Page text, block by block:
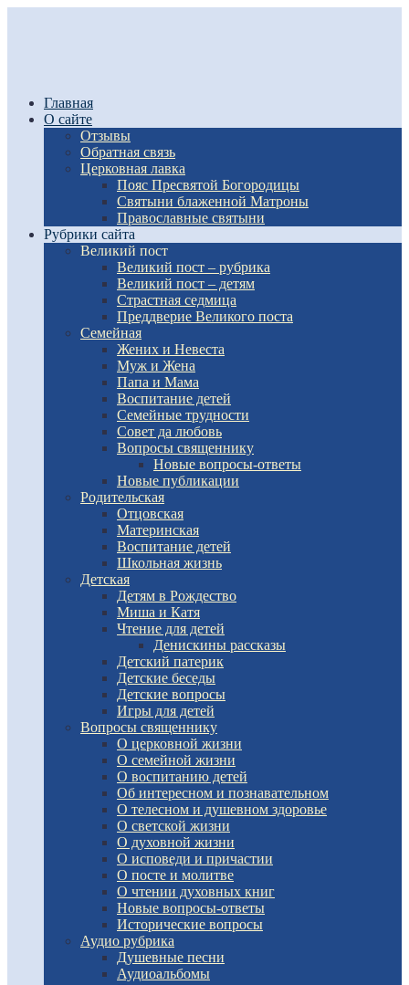
Главная
О сайте
Отзывы
Обратная связь
Церковная лавка
Пояс Пресвятой Богородицы
Святыни блаженной Матроны
Православные святыни
Рубрики сайта
Великий пост
Великий пост – рубрика
Великий пост – детям
Страстная седмица
Преддверие Великого поста
Семейная
Жених и Невеста
Муж и Жена
Папа и Мама
Воспитание детей
Семейные трудности
Совет да любовь
Вопросы священнику
Новые вопросы-ответы
Новые публикации
Родительская
Отцовская
Материнская
Воспитание детей
Школьная жизнь
Детская
Детям в Рождество
Миша и Катя
Чтение для детей
Денискины рассказы
Детский патерик
Детские беседы
Детские вопросы
Игры для детей
Вопросы священнику
О церковной жизни
О семейной жизни
О воспитанию детей
Об интересном и познавательном
О телесном и душевном здоровье
О светской жизни
О духовной жизни
О исповеди и причастии
О посте и молитве
О чтении духовных книг
Новые вопросы-ответы
Исторические вопросы
Аудио рубрика
Душевные песни
Аудиоальбомы